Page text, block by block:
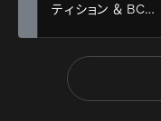
ティション ＆ BC
PS4S！！